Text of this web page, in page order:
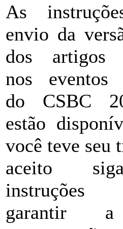
As
envio da
dos artigos
nos eventos
do CSBC
estão
você teve seu
aceito
garantir